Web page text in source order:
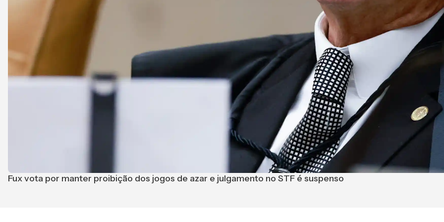
Fux vota por manter proibição dos jogos de azar e julgamento no STF é suspenso